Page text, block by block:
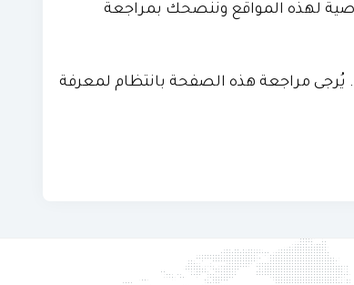
لهذه المواقع وننصحك بمراجعة
مراجعة هذه الصفحة بانتظام لمعرفة